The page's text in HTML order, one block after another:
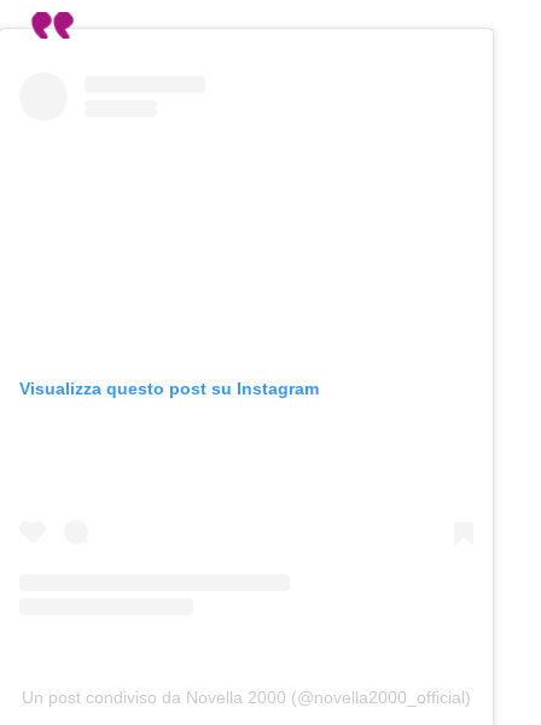
Visualizza questo post su Instagram
Un post condiviso da Novella 2000 (@novella2000_official)